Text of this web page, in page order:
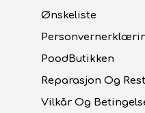
Ønskeliste
PoodButikken
Reparasjon Og
Vilkår Og